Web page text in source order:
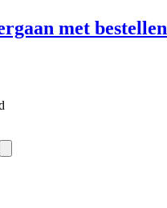
met bestellen